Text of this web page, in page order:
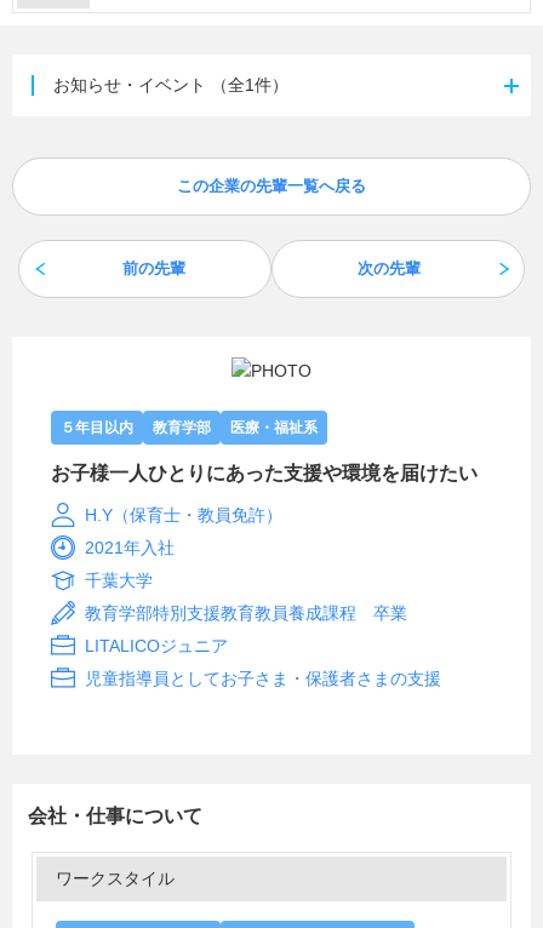
お知らせ・イベント （全1件）
前の先輩
この企業の先輩一覧へ戻る
次の先輩
５年目以内 教育学部 医療・福祉系
お子様一人ひとりにあった支援や環境を届けたい
H.Y（保育士・教員免許）
2021年入社
千葉大学
教育学部特別支援教育教員養成課程 卒業
LITALICOジュニア
児童指導員としてお子さま・保護者さまの支援
会社・仕事について
ワークスタイル